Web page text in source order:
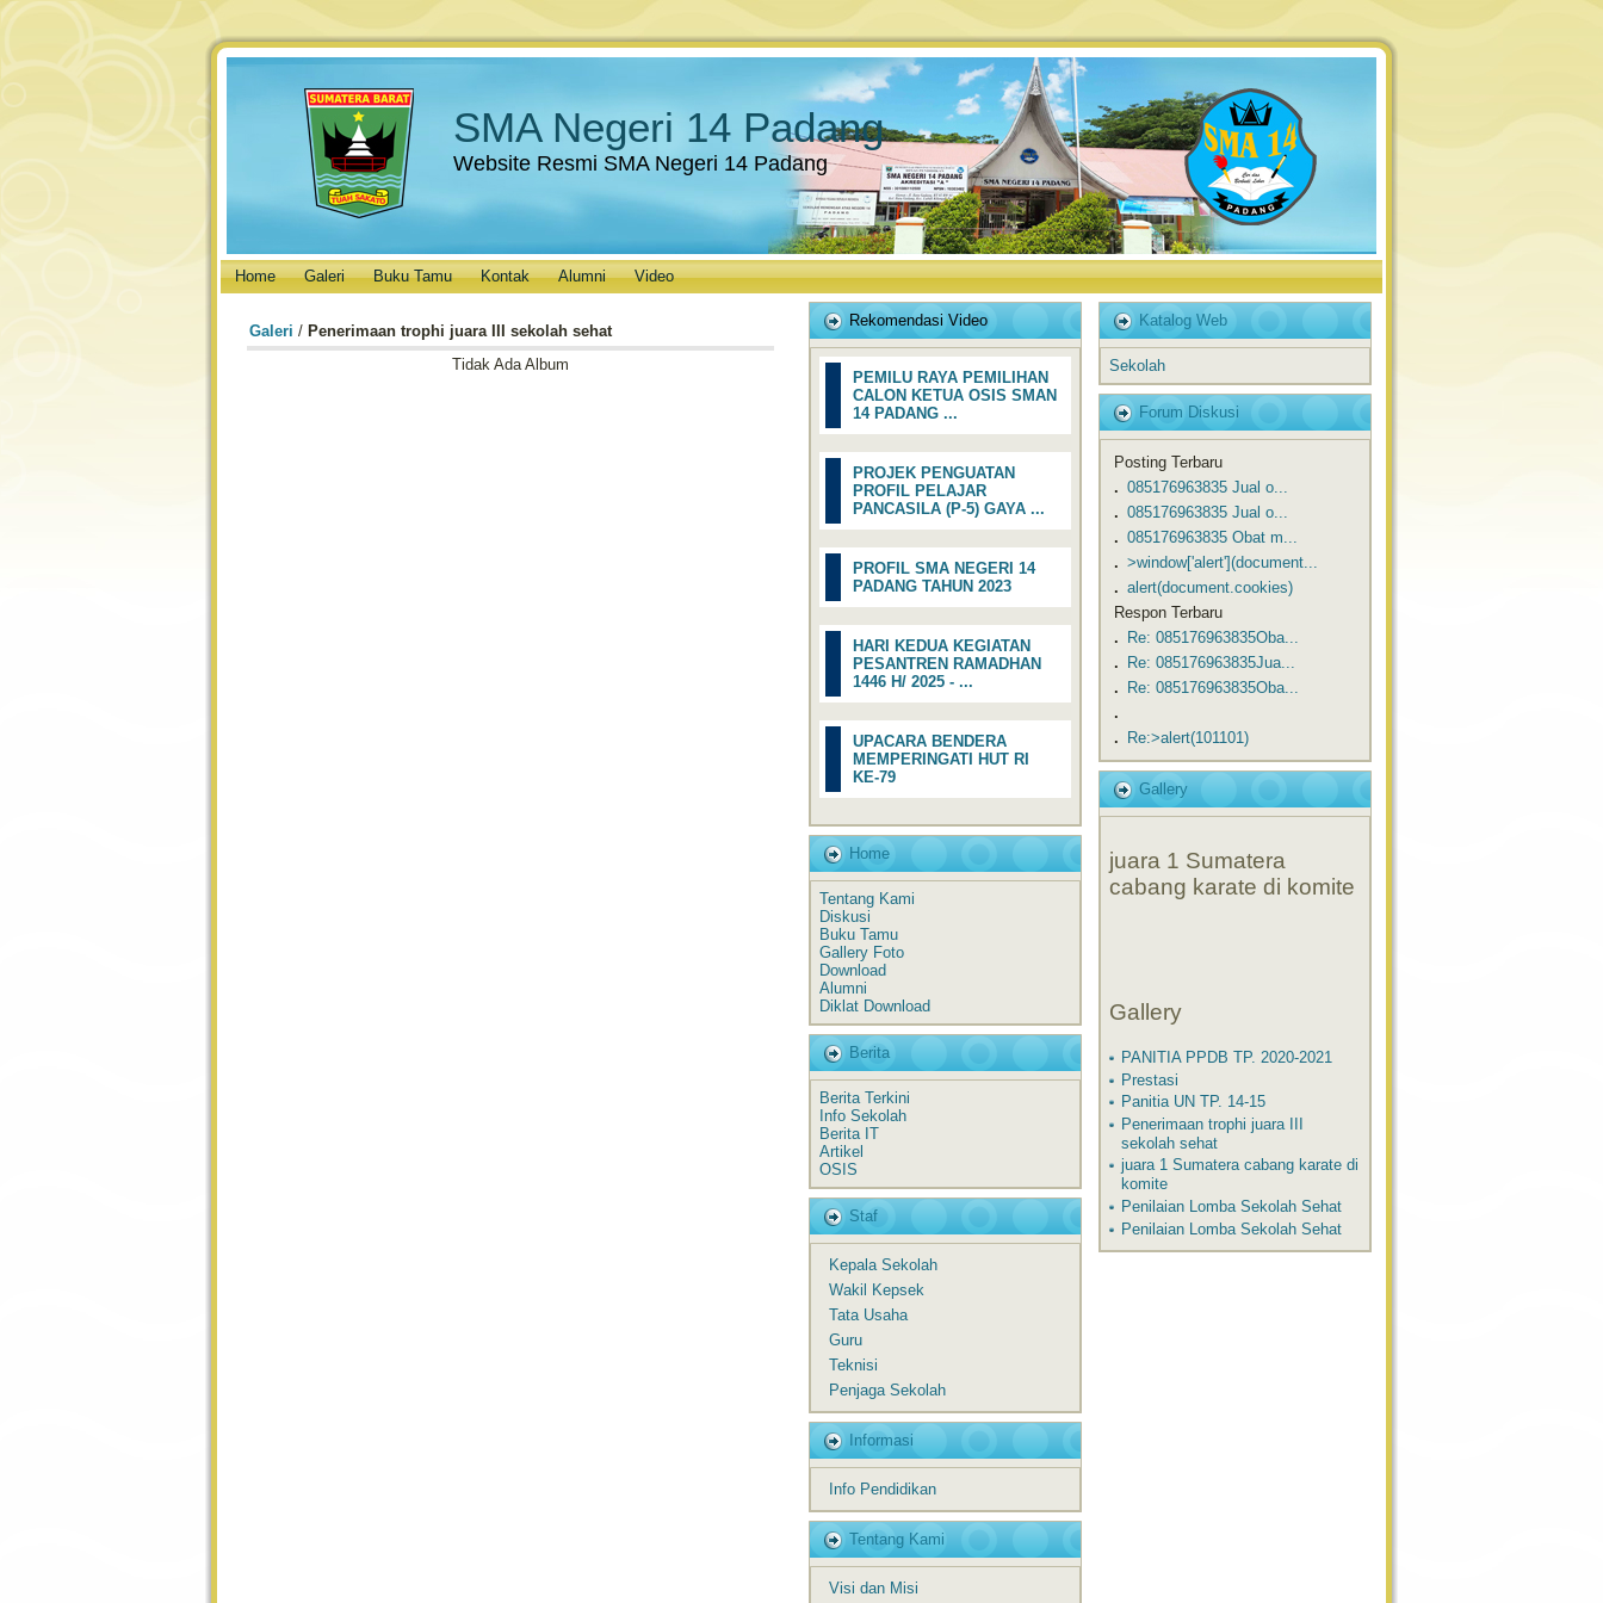
SMA Negeri 14 Padang
Website Resmi SMA Negeri 14 Padang
Home Galeri Buku Tamu Kontak Alumni Video
Galeri / Penerimaan trophi juara III sekolah sehat
Tidak Ada Album
Rekomendasi Video
PEMILU RAYA PEMILIHAN
CALON KETUA OSIS SMAN
14 PADANG ...
PROJEK PENGUATAN
PROFIL PELAJAR
PANCASILA (P-5) GAYA ...
PROFIL SMA NEGERI 14
PADANG TAHUN 2023
HARI KEDUA KEGIATAN
PESANTREN RAMADHAN
1446 H/ 2025 - ...
UPACARA BENDERA
MEMPERINGATI HUT RI
KE-79
Home
Tentang Kami
Diskusi
Buku Tamu
Gallery Foto
Download
Alumni
Diklat Download
Berita
Berita Terkini
Info Sekolah
Berita IT
Artikel
OSIS
Staf
Kepala Sekolah
Wakil Kepsek
Tata Usaha
Guru
Teknisi
Penjaga Sekolah
Informasi
Info Pendidikan
Tentang Kami
Visi dan Misi
Katalog Web
Sekolah
Forum Diskusi
Posting Terbaru
. ​​085176963835 Jual o...
. ​​085176963835 Jual o...
. ​​085176963835 Obat m...
. >window['alert'](document...
. alert(document.cookies)
Respon Terbaru
.
Re: ​​085176963835Oba...
.
Re: ​​085176963835Jua...
.
Re: ​​085176963835Oba...
.
.
Re:>alert(101101)
Gallery
juara 1 Sumatera
cabang karate di komite
Gallery
PANITIA PPDB TP. 2020-2021
Prestasi
Panitia UN TP. 14-15
Penerimaan trophi juara III
sekolah sehat
juara 1 Sumatera cabang karate di
komite
Penilaian Lomba Sekolah Sehat
Penilaian Lomba Sekolah Sehat